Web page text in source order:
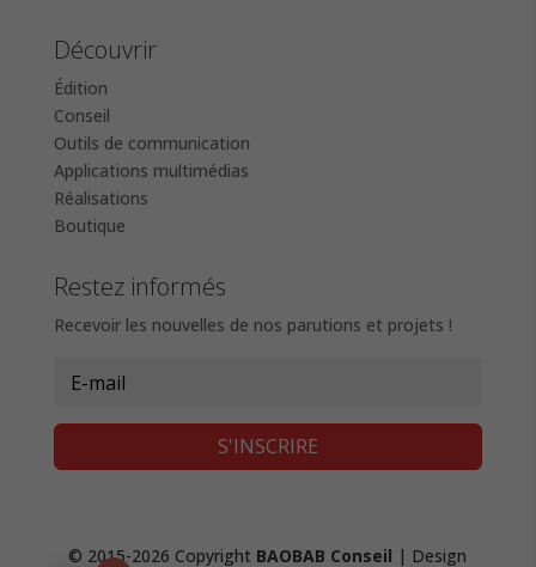
Découvrir
Édition
Conseil
Outils de communication
Applications multimédias
Réalisations
Boutique
Restez informés
Recevoir les nouvelles de nos parutions et projets !
S'INSCRIRE
© 2015-2026 Copyright BAOBAB Conseil | Design